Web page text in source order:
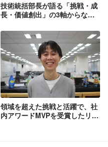
技術統括部長が語る「挑戦・成
長・価値創出」の3軸からなる
領域を超えた挑戦と活躍で、社
内アワードMVPを受賞したリー